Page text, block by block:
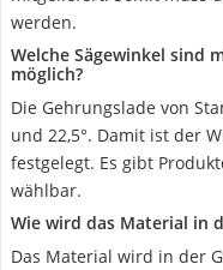
werden.
Welche Sägewinkel sind
möglich?
Die Gehrungslade von
und 22,5°. Damit ist der
festgelegt. Es gibt
wählbar.
Wie wird das Material in
Das Material wird in der